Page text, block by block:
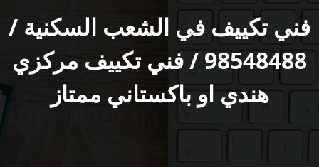
فني تكييف في الشعب السكنية /
98548488 / فني تكييف مركزي
هندي او باكستاني ممتاز